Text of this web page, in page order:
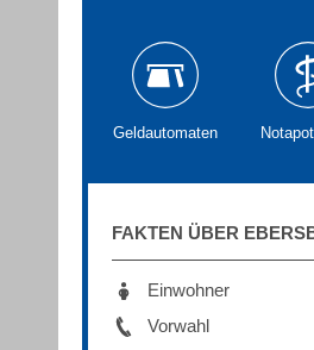
Geldautomaten
FAKTEN ÜBER
Einwohner
Vorwahl